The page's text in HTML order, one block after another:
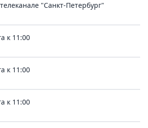
"Санкт-Петербург"
к 11:00
к 11:00
к 11:00